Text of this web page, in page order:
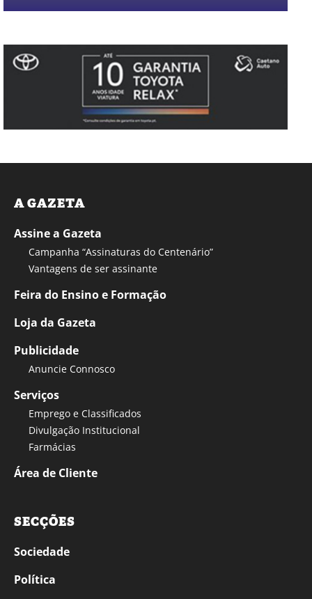
A GAZETA
Assine a Gazeta
Campanha “Assinaturas do Centenário”
Vantagens de ser assinante
Feira do Ensino e Formação
Loja da Gazeta
Publicidade
Anuncie Connosco
Serviços
Emprego e Classificados
Divulgação Institucional
Farmácias
Área de Cliente
SECÇÕES
Sociedade
Política